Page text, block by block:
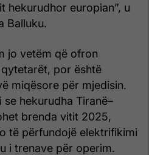
hekurudhor europian”, u
Balluku.
jo vetëm që ofron
por është
miqësore për mjedisin.
hekurudha Tiranë–
brenda vitit 2025,
të përfundojë elektrifikimi
i trenave për operim.